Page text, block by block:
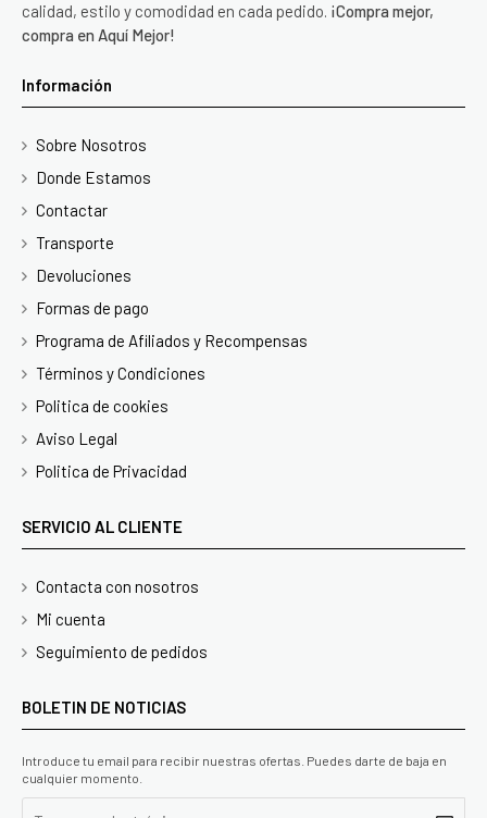
calidad, estilo y comodidad en cada pedido. ¡Compra mejor,
compra en Aquí Mejor!
Información
Sobre Nosotros
Donde Estamos
Contactar
Transporte
Devoluciones
Formas de pago
Programa de Afiliados y Recompensas
Términos y Condiciones
Politica de cookies
Aviso Legal
Politica de Privacidad
SERVICIO AL CLIENTE
Contacta con nosotros
Mi cuenta
Seguimiento de pedidos
BOLETIN DE NOTICIAS
Introduce tu email para recibir nuestras ofertas. Puedes darte de baja en
cualquier momento.